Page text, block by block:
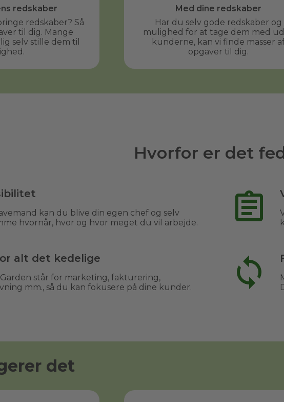
redskaber
redskaber? Så
til dig. Mange
selv stille dem til
Med dine redskaber
Har du selv gode redskaber og
mulighed for at tage dem med ud
kunderne, kan vi finde masser
opgaver til dig.
Hvorfor er det
kan du blive din egen chef og selv
hvornår, hvor og hvor meget du vil arbejde.
alt det kedelige
Garden står for marketing, fakturering,
mm., så du kan fokusere på dine kunder.
det